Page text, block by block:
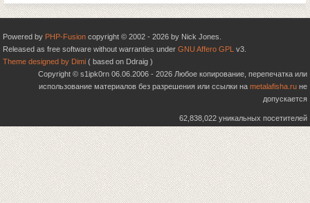
Powered by PHP-Fusion copyright © 2002 - 2026 by Nick Jones.
Released as free software without warranties under GNU Affero GPL v3.
Theme designed by Dimi ( based on Ddraig )
Copyright © s1ipk0rn 06.06.2006 - 2026 Любое копирование, перепечатка или
использование материалов без разрешения или ссылки на metalafisha.ru не
допускается
62,838,022 уникальных посетителей